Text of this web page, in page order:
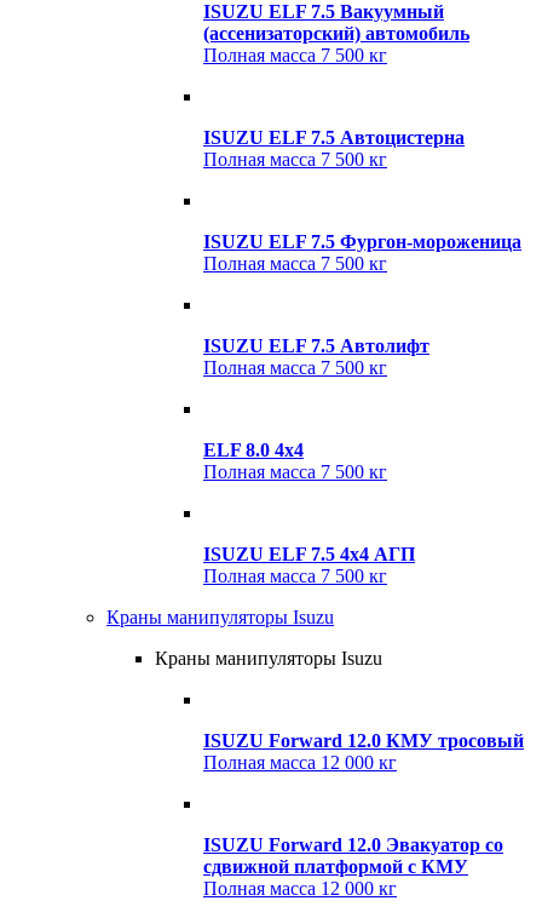
ISUZU ELF 7.5 Вакуумный
(ассенизаторский) автомобиль
Полная масса 7 500 кг
ISUZU ELF 7.5 Автоцистерна
Полная масса 7 500 кг
ISUZU ELF 7.5 Фургон-мороженица
Полная масса 7 500 кг
ISUZU ELF 7.5 Автолифт
Полная масса 7 500 кг
ELF 8.0 4x4
Полная масса 7 500 кг
ISUZU ELF 7.5 4x4 АГП
Полная масса 7 500 кг
Краны манипуляторы Isuzu
Краны манипуляторы Isuzu
ISUZU Forward 12.0 КМУ тросовый
Полная масса 12 000 кг
ISUZU Forward 12.0 Эвакуатор со
сдвижной платформой с КМУ
Полная масса 12 000 кг